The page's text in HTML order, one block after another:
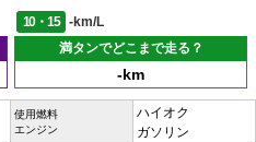
10・15
-km/L
満タンでどこまで走る？
-km
使用燃料
エンジン
ハイオク
ガソリン